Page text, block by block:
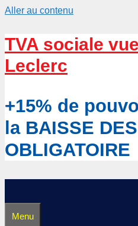
Aller au contenu
TVA sociale
Leclerc
+15% de
la BAISSE
OBLIGATOIRE
Menu